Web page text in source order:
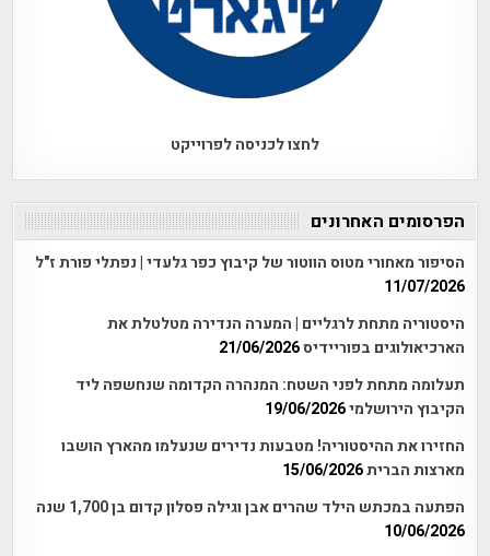
לחצו לכניסה לפרוייקט
הפרסומים האחרונים
הסיפור מאחורי מטוס הווטור של קיבוץ כפר גלעדי | נפתלי פורת ז"ל
11/07/2026
היסטוריה מתחת לרגליים | המערה הנדירה מטלטלת את
הארכיאולוגים בפוריידיס21/06/2026
תעלומה מתחת לפני השטח: המנהרה הקדומה שנחשפה ליד
הקיבוץ הירושלמי19/06/2026
החזירו את ההיסטוריה! מטבעות נדירים שנעלמו מהארץ הושבו
מארצות הברית15/06/2026
הפתעה במכתש הילד שהרים אבן וגילה פסלון קדום בן 1,700 שנה
10/06/2026